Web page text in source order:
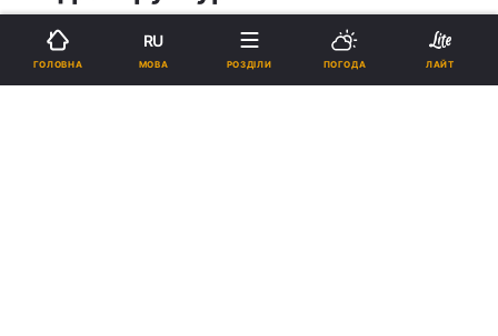
ІВАН БОЙКО
ГОЛОВНА
RU
МОВА РОЗДІЛИ ПОГОДА ЛАЙТ